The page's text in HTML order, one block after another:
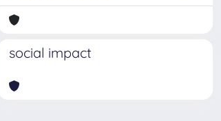
social impact